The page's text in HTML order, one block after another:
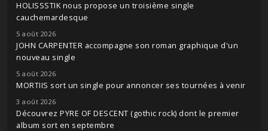
HOLISSSTIK nous propose un troisième single
cauchemardesque
5 août 2026
JOHN CARPENTER accompagne son roman graphique d'un
nouveau single
5 août 2026
MORTIIS sort un single pour annoncer ses tournées à venir
3 août 2026
Découvrez PYRE OF DESCENT (gothic rock) dont le premier
album sort en septembre